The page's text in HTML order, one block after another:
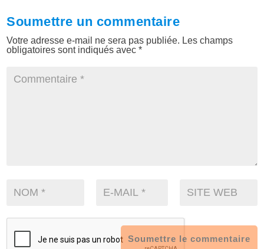
Soumettre un commentaire
Votre adresse e-mail ne sera pas publiée. Les champs
obligatoires sont indiqués avec*
Soumettre le commentaire